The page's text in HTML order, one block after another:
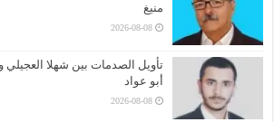
منيغ
2026-08-08
تأويل الصدمات بين شهلا
أبو عواد
2026-08-08